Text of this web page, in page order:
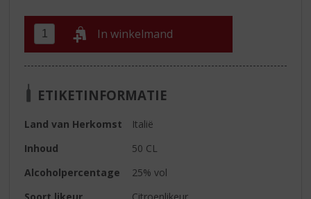
In winkelmand
ETIKETINFORMATIE
Land van Herkomst
Italië
Inhoud
50 CL
Alcoholpercentage
25% vol
Soort likeur
Citroenlikeur